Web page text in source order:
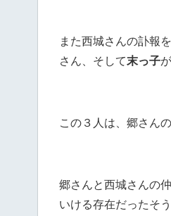
また西城さんの訃報
さん、そして末っ子
この３人は、郷さん
郷さんと西城さんの
いける存在だったそう